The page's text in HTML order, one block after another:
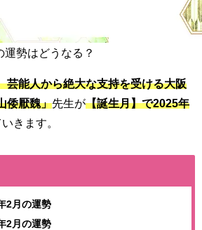
勢はどうなる？
芸能人から絶大な支持を受ける大阪
倭厭魏」先生が【誕生月】で2025年
きます。
2月の運勢
2月の運勢